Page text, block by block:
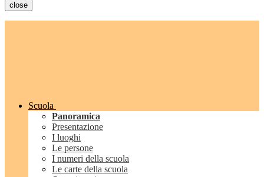
close
Scuola
Panoramica
Presentazione
I luoghi
Le persone
I numeri della scuola
Le carte della scuola